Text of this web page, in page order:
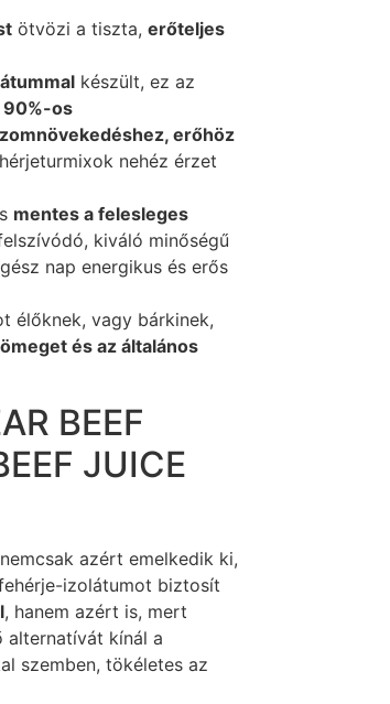
ötvözi a tiszta, erőteljes
készült, ez az
90%-os
erőhöz
nehéz érzet
mentes a felesleges
kiváló minőségű
nap energikus és erős
élőknek, vagy bárkinek,
és az általános
BEEF
JUICE
azért emelkedik ki,
izolátumot biztosít
, hanem azért is, mert
alternatívát kínál a
szemben, tökéletes az